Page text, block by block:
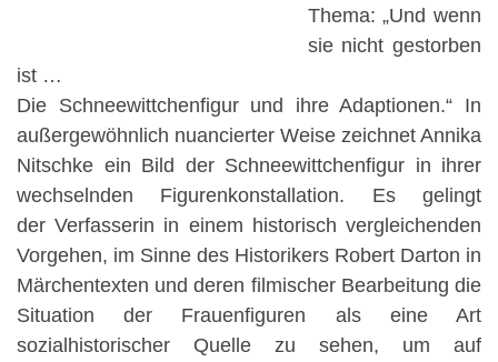
Thema: „Und wenn
sie nicht gestorben
ist …
Die Schneewittchenfigur und ihre Adaptionen.“ In
außergewöhnlich nuancierter Weise zeichnet Annika
Nitschke ein Bild der Schneewittchenfigur in ihrer
wechselnden Figurenkonstallation. Es gelingt
der Verfasserin in einem historisch vergleichenden
Vorgehen, im Sinne des Historikers Robert Darton in
Märchentexten und deren filmischer Bearbeitung die
Situation der Frauenfiguren als eine Art
sozialhistorischer Quelle zu sehen, um auf